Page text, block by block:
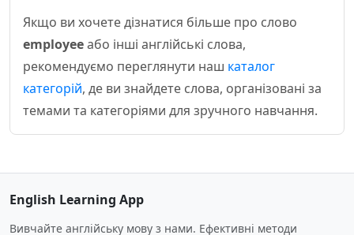
Якщо ви хочете дізнатися більше про слово
employeeабо інші англійські слова,
рекомендуємо переглянути наш каталог
категорій, де ви знайдете слова, організовані за
темами та категоріями для зручного навчання.
English Learning App
Вивчайте англійську мову з нами. Ефективні методи